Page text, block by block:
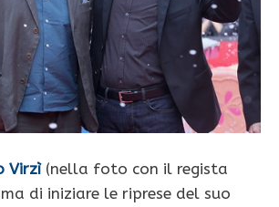
Virzì(nella foto con il regista
di iniziare le riprese del suo